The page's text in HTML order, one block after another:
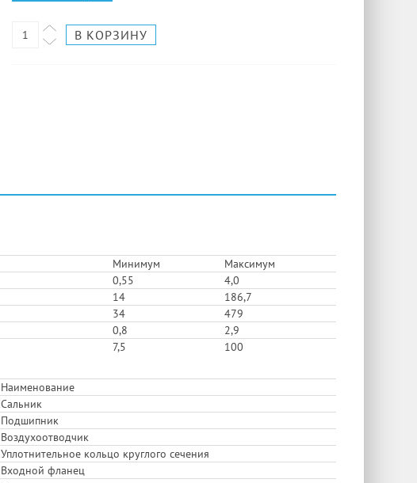
Минимум
Максимум
0,55
4,0
14
186,7
34
479
0,8
2,9
7,5 100
Наименование
Сальник
Подшипник
Воздухоотводчик
Уплотнительное кольцо круглого сечения
Входной фланец